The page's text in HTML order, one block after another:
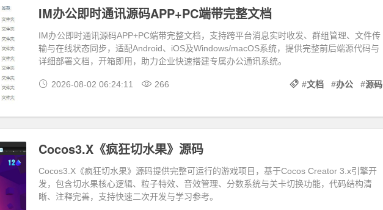
IM办公即时通讯源码APP+PC端带完整文档
IM办公即时通讯源码APP+PC端带完整文档，支持跨平台消息实时收发、群组管理、文件传
输与在线状态同步，适配Android、iOS及Windows/macOS系统，提供完整前后端源代码与
详细部署文档，开箱即用，助力企业快速搭建专属办公通讯系统。
2026-08-02 06:24:11 266 #文档 #办公 #源码
Cocos3.X《疯狂切水果》源码
Cocos3.X《疯狂切水果》源码提供完整可运行的游戏项目，基于Cocos Creator 3.x引擎开
发，包含切水果核心逻辑、粒子特效、音效管理、分数系统与关卡切换功能，代码结构清
晰、注释完善，支持快速二次开发与学习参考。